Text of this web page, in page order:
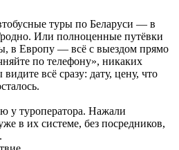
туры по Беларуси — в
Или полноценные путёвки
в Европу — всё с выездом прямо
по телефону», никаких
всё сразу: дату, цену, что
у туроператора. Нажали
в их системе, без посредников,